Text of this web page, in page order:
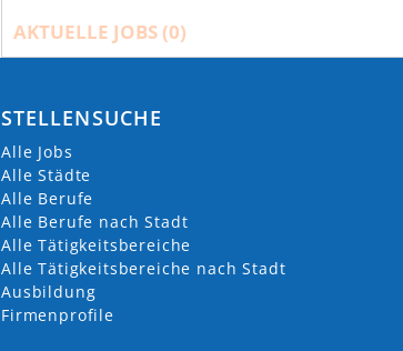
AKTUELLE JOBS (0)
STELLENSUCHE
Alle Jobs
Alle Städte
Alle Berufe
Alle Berufe nach Stadt
Alle Tätigkeitsbereiche
Alle Tätigkeitsbereiche nach Stadt
Ausbildung
Firmenprofile